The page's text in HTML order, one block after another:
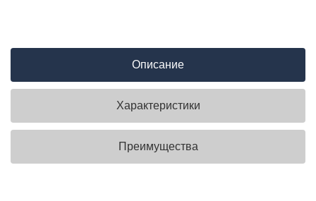
Описание
Характеристики
Преимущества